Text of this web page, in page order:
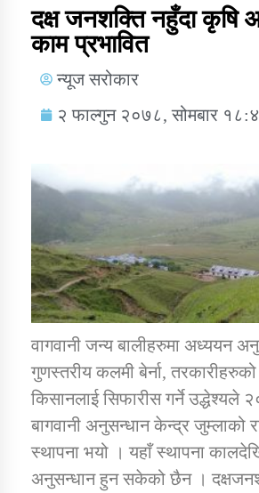
Trending Now
कुषि बिकास कार्यालय जुम्ला
डिभिजन कार्यालय जुम्लाको
कर्णाली प्रविधि शिक्षालय
सामाजिक बिकास कार्यालय
दक्ष जनशक्ति नहुँदा कृषि
काम प्रभावित
न्यूज सरोकार
२ फाल्गुन २०७८, सोमबार
वागवानी जन्य बालीहरुमा अध्ययन
गुणस्तरीय कलमी बेर्ना,
किसानलाई सिफारीस गर्ने उद्धेश्यले
बागवानी अनुसन्धान केन्द्र जुम्लाको
स्थापना भयो । यहाँ स्थापना
अनुसन्धान हुन सकेको छैन ।